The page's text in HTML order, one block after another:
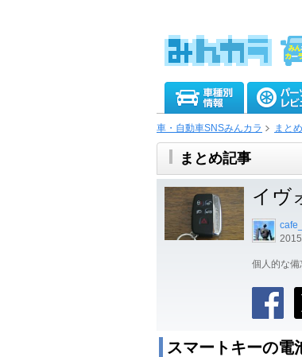
車・自動車SNSみんカラ まとめ
まとめ記事
イヴ
個人的な備
スマートキーの電